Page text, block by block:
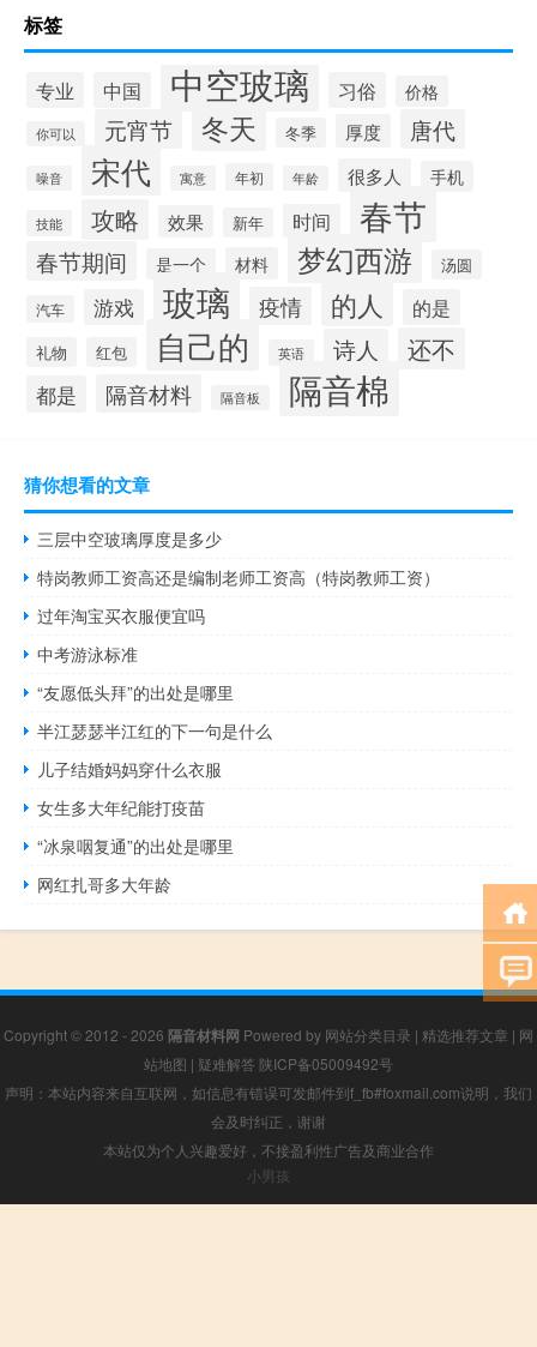
标签
专业 中国 中空玻璃 习俗 价格
你可以 元宵节 冬天 冬季 厚度 唐代
噪音 宋代 寓意 年初 年龄 很多人 手机
技能 攻略 效果 新年 时间 春节
春节期间 是一个 材料 梦幻西游 汤圆
汽车 游戏 玻璃 疫情 的人 的是
礼物 红包 自己的 英语 诗人 还不
都是 隔音材料 隔音板 隔音棉
猜你想看的文章
三层中空玻璃厚度是多少
特岗教师工资高还是编制老师工资高（特岗教师工资）
过年淘宝买衣服便宜吗
中考游泳标准
“友愿低头拜”的出处是哪里
半江瑟瑟半江红的下一句是什么
儿子结婚妈妈穿什么衣服
女生多大年纪能打疫苗
“冰泉咽复通”的出处是哪里
网红扎哥多大年龄
Copyright © 2012 - 2026 隔音材料网 Powered by 网站分类目录 | 精选推荐文章 | 网
站地图 | 疑难解答 陕ICP备05009492号
声明：本站内容来自互联网，如信息有错误可发邮件到f_fb#foxmail.com说明，我们
会及时纠正，谢谢
本站仅为个人兴趣爱好，不接盈利性广告及商业合作
小男孩